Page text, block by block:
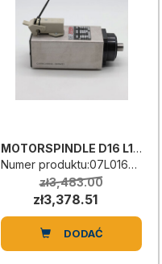
MOTORSPINDLE D16 L13 0.35KW 200HZ
Numer produktu:07L0163099C
zł3,483.00
zł3,378.51
DODAĆ